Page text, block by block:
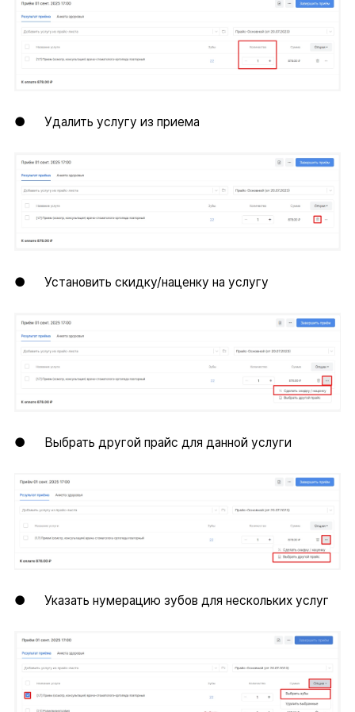
● Удалить услугу из приема
● Установить скидку/наценку на услугу
● Выбрать другой прайс для данной услуги
● Указать нумерацию зубов для нескольких услуг